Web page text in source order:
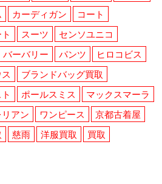
カーディガン
コート
スーツ
センソユニコ
バーバリー パンツ
ヒロコビス
ブランドバッグ買取
ポールスミス
マックスマーラ
リアン ワンピース
京都古着屋
慈雨 洋服買取
買取